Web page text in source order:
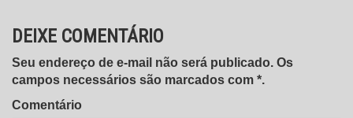
DEIXE COMENTÁRIO
Seu endereço de e-mail não será publicado. Os
campos necessários são marcados com *.
Comentário